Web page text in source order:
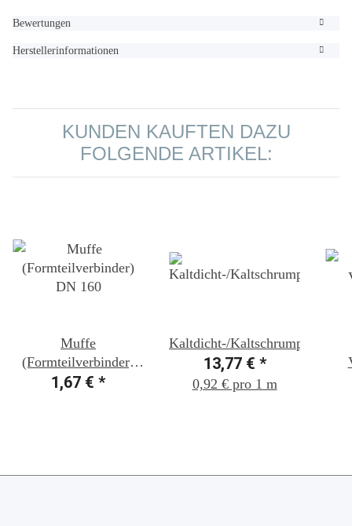
Bewertungen
Herstellerinformationen
KUNDEN KAUFTEN DAZU
FOLGENDE ARTIKEL:
Muffe
(Formteilverbinder)
DN 160
1,67 € *
Kaltdicht-/Kaltschrumpfband
13,77 € *
0,92 € pro 1 m